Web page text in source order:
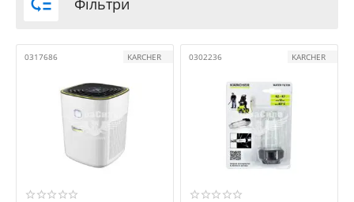
Фільтри
0317686 KARCHER 0302236 KARCHER